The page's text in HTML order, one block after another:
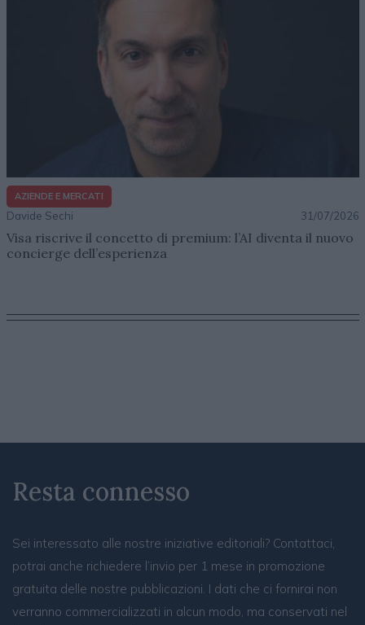
AZIENDE E MERCATI
Davide Sechi 31/07/2026
Visa riscrive il concetto di premium: l’AI diventa il nuovo
concierge dell’esperienza
Resta connesso
Sei interessato alle nostre iniziative editoriali? Contattaci,
potrai anche richiedere l’invio per 1 mese in promozione
gratuita delle nostre pubblicazioni. I dati che ci fornirai non
verranno commercializzati in alcun modo, ma conservati nel